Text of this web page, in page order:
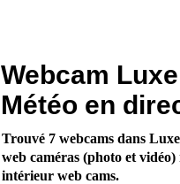
Webcam
Météo en
Trouvé 7 webcams dans
web caméras (photo et
intérieur web cams.